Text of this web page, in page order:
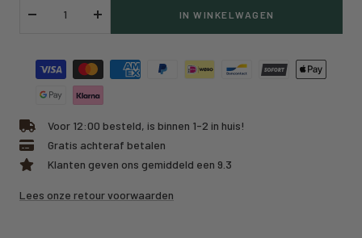
Verlaag
Verhoog
IN WINKELWAGEN
Voor 12:00 besteld, is binnen 1-2 in huis!
Gratis achteraf betalen
Klanten geven ons gemiddeld een 9.3
Lees onze retour voorwaarden